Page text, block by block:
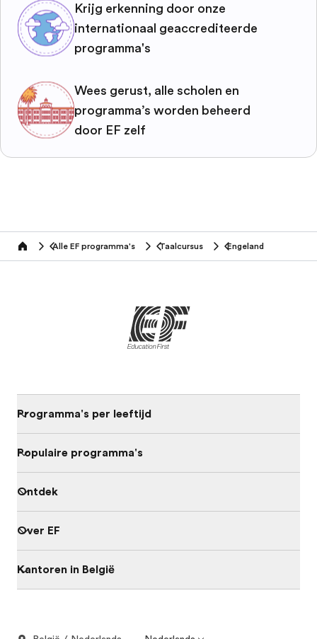
Krijg erkenning door onze
internationaal geaccrediteerde
programma's
Wees gerust, alle scholen en
programma’s worden beheerd
door EF zelf
home Alle EF programma's Taalcursus Engeland
Programma's per leeftijd
Populaire programma's
Ontdek
Over EF
Kantoren in België